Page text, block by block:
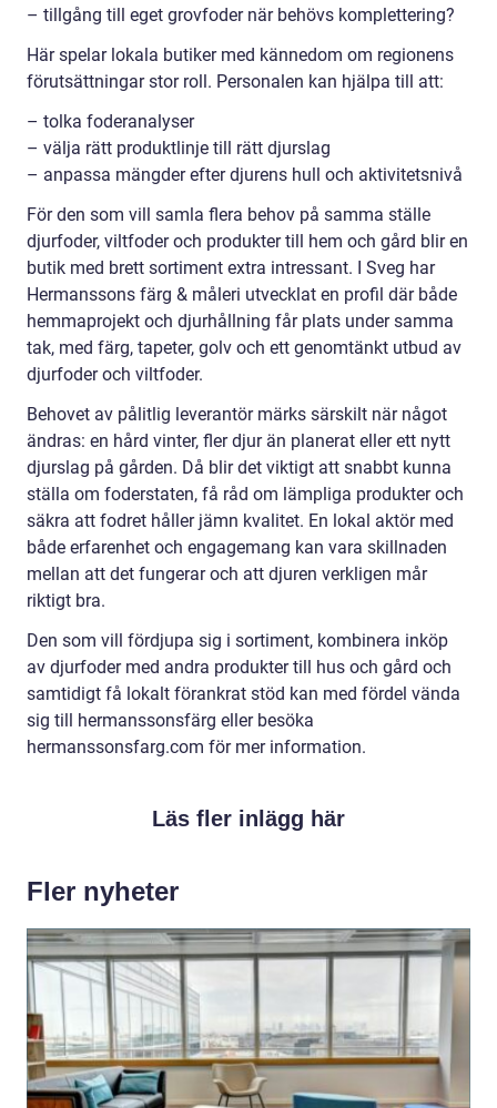
– tillgång till eget grovfoder när behövs komplettering?
Här spelar lokala butiker med kännedom om regionens
förutsättningar stor roll. Personalen kan hjälpa till att:
– tolka foderanalyser
– välja rätt produktlinje till rätt djurslag
– anpassa mängder efter djurens hull och aktivitetsnivå
För den som vill samla flera behov på samma ställe
djurfoder, viltfoder och produkter till hem och gård blir en
butik med brett sortiment extra intressant. I Sveg har
Hermanssons färg & måleri utvecklat en profil där både
hemmaprojekt och djurhållning får plats under samma
tak, med färg, tapeter, golv och ett genomtänkt utbud av
djurfoder och viltfoder.
Behovet av pålitlig leverantör märks särskilt när något
ändras: en hård vinter, fler djur än planerat eller ett nytt
djurslag på gården. Då blir det viktigt att snabbt kunna
ställa om foderstaten, få råd om lämpliga produkter och
säkra att fodret håller jämn kvalitet. En lokal aktör med
både erfarenhet och engagemang kan vara skillnaden
mellan att det fungerar och att djuren verkligen mår
riktigt bra.
Den som vill fördjupa sig i sortiment, kombinera inköp
av djurfoder med andra produkter till hus och gård och
samtidigt få lokalt förankrat stöd kan med fördel vända
sig till hermanssonsfärg eller besöka
hermanssonsfarg.com för mer information.
Läs fler inlägg här
Fler nyheter